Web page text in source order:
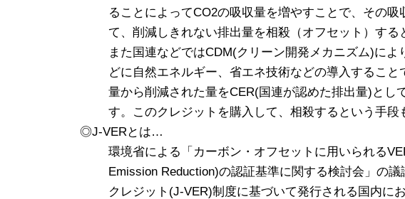
ることによってCO2の吸収量を増やすことで、その吸
て、削減しきれない排出量を相殺（オフセット）する
また国連などではCDM(クリーン開発メカニズム)によ
どに自然エネルギー、省エネ技術などの導入すること
量から削減された量をCER(国連が認めた排出量)とし
す。このクレジットを購入して、相殺するという手段
◎J-VERとは…
環境省による「カーボン・オフセットに用いられる
Emission Reduction)の認証基準に関する検討会」の議
クレジット(J-VER)制度に基づいて発行される国内に